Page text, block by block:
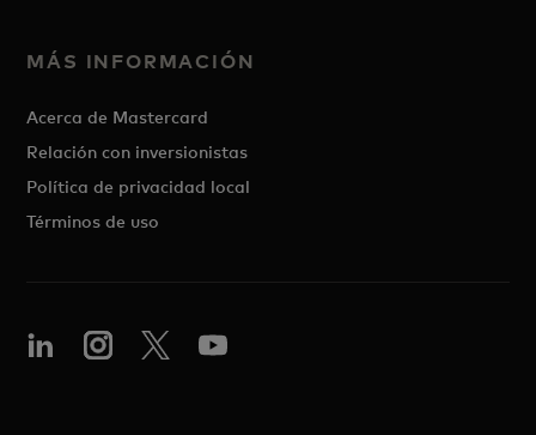
MÁS INFORMACIÓN
Acerca de Mastercard
Relación con inversionistas
Política de privacidad local
Términos de uso